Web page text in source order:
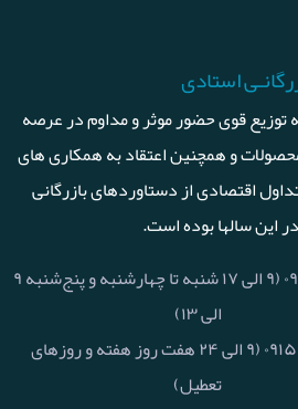
استادی
قوی حضور موثر و مداوم در عرصه
و همچنین اعتقاد به همکاری های
اقتصادی از دستاوردهای بازرگانی
این سالها بوده است.
۰۹۱۵۵۰۵۵۰۰۶ (۹ الی ۱۷ شنبه تا چهارشنبه و پنج‌شنبه ۹
الی ۱۳)
۰۹۱۵۵۰۵۵۰۰۶ (۹ الی ۲۴ هفت روز هفته و روزهای
تعطیل)